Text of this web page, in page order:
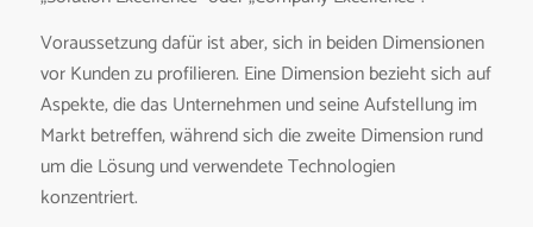
Voraussetzung dafür ist aber, sich in beiden Dimensionen
vor Kunden zu profilieren. Eine Dimension bezieht sich auf
Aspekte, die das Unternehmen und seine Aufstellung im
Markt betreffen, während sich die zweite Dimension rund
um die Lösung und verwendete Technologien
konzentriert.